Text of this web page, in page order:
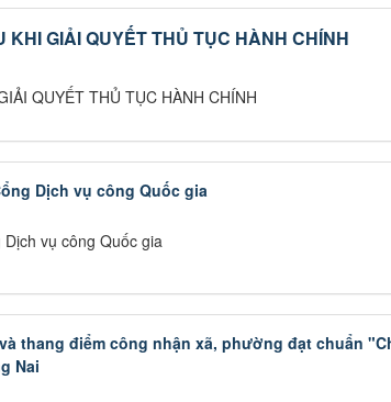
GIẢI QUYẾT THỦ TỤC HÀNH CHÍNH
QUYẾT THỦ TỤC HÀNH CHÍNH
Dịch vụ công Quốc gia
vụ công Quốc gia
thang điểm công nhận xã, phường đạt chuẩn
Nai